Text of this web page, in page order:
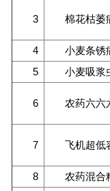
3 棉花枯萎
4
小麦条锈
5
小麦吸浆
6 农药六六
7 飞机超低
8
农药混合